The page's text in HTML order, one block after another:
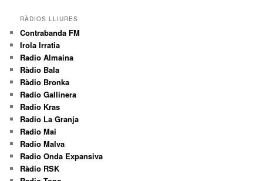
RÀDIOS LLIURES
Contrabanda FM
Irola Irratia
Radio Almaina
Ràdio Bala
Ràdio Bronka
Radio Gallinera
Radio Kras
Radio La Granja
Radio Mai
Radio Malva
Radio Onda Expansiva
Ràdio RSK